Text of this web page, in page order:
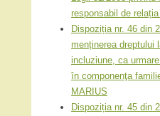
responsabil de
Dispoziția nr. 46 din
menținerea dreptului
incluziune, ca
în componenţa
MARIUS
Dispoziția nr. 45 din